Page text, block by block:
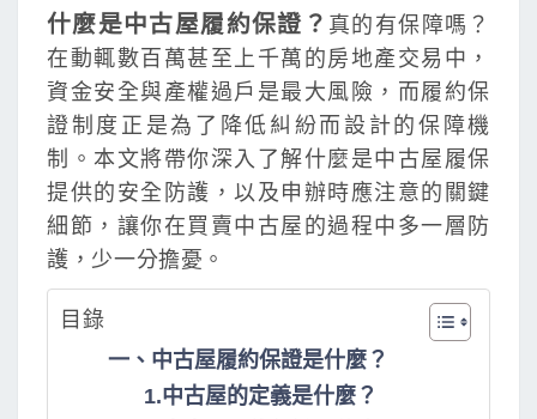
什
麼
？
中
古
屋
屢
保
費
用
什麼是中古屋履約保證？ 真的有保障嗎？
在動輒數百萬甚至上千萬的房地產交易中，
資金安全與產權過戶是最大風險，而履約保
證制度正是為了降低糾紛而設計的保障機
制。本文將帶你深入了解什麼是中古屋履保
提供的安全防護，以及申辦時應注意的關鍵
細節，讓你在買賣中古屋的過程中多一層防
護，少一分擔憂。
目錄
一、中古屋履約保證是什麼？
1.中古屋的定義是什麼？